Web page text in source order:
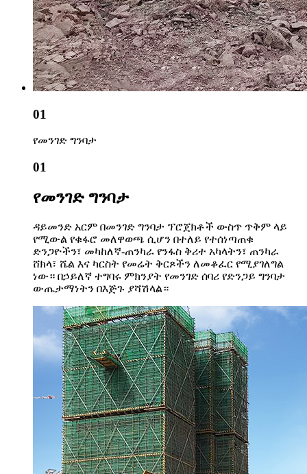
01
የመንገድ ግንባታ
01
የመንገድ ግንባታ
ዳይመንድ አርም በመንገድ ግንባታ ፕሮጀክቶች ውስጥ ጥቅም ላይ
የሚውል የቁፋሮ መለዋወጫ ሲሆን በተለይ የተሰነጣጠቁ
ድንጋዮችን፣ መካከለኛ-ጠንካራ የንፋስ ቅሪተ አካላትን፣ ጠንካራ
ሸክላ፣ ሼል እና ካርስት የመሬት ቅርጾችን ለመቆፈር የሚያገለግል
ነው። በኃይለኛ ተግባሩ ምክንያት የመንገድ ሰባሪ የድንጋይ ግንባታ
ውጤታማነትን በእጅጉ ያሻሽላል።